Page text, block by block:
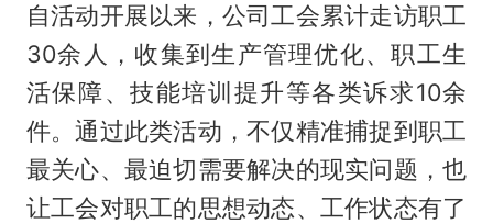
自活动开展以来，公司工会累计走访职工
30余人，收集到生产管理优化、职工生
活保障、技能培训提升等各类诉求10余
件。通过此类活动，不仅精准捕捉到职工
最关心、最迫切需要解决的现实问题，也
让工会对职工的思想动态、工作状态有了